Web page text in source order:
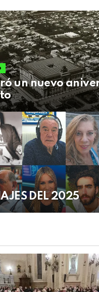
un nuevo
DEL 2025